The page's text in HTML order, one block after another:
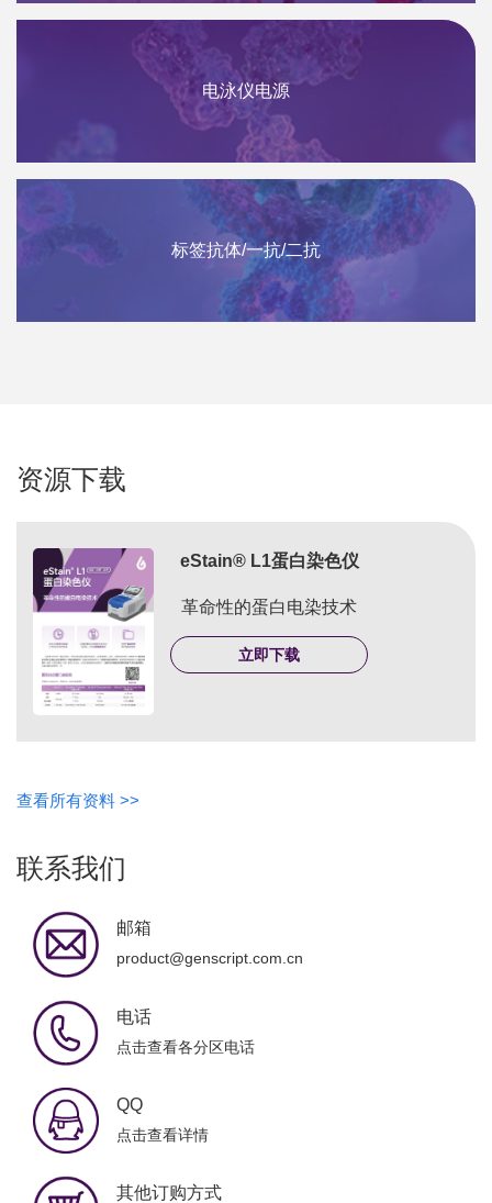
电泳仪电源
标签抗体/一抗/二抗
资源下载
eStain® L1蛋白染色仪
革命性的蛋白电染技术
立即下载
查看所有资料 >>
联系我们
邮箱
product@genscript.com.cn
电话
点击查看各分区电话
QQ
点击查看详情
其他订购方式